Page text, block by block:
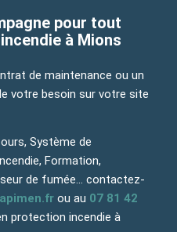
pour tout
à Mions
de maintenance ou un
votre besoin sur votre site
Système de
Formation,
de fumée… contactez-
ou au 07 81 42
protection incendie à